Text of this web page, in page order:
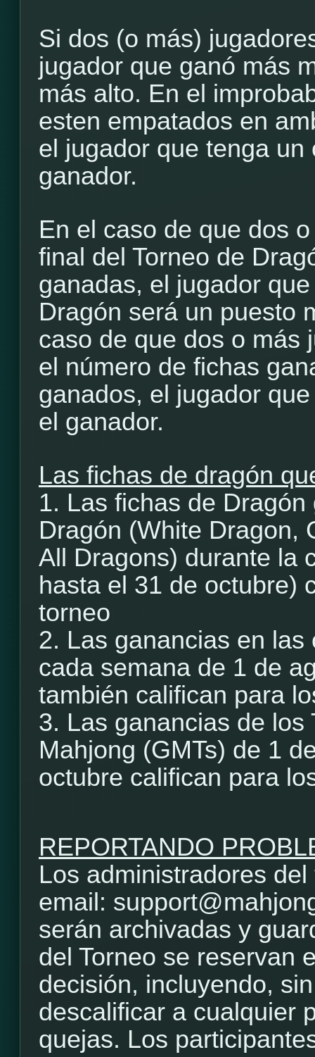
Si dos (o más)
jugador que ganó más
más alto. En el
esten empatados en
el jugador que tenga
ganador.
En el caso de que dos
final del Torneo de
ganadas, el jugador
Dragón será un puesto
caso de que dos o más
el número de fichas
ganados, el jugador
el ganador.
Las fichas de dragón
1. Las fichas de
Dragón (White Dragon,
All Dragons) durante la
hasta el 31 de octubre)
torneo
2. Las ganancias en
cada semana de 1 de
también califican para
3. Las ganancias de los
Mahjong (GMTs) de 1
octubre califican para
REPORTANDO
Los administradores
email:
serán archivadas y
del Torneo se reservan
decisión, incluyendo,
descalificar a cualquier
quejas. Los